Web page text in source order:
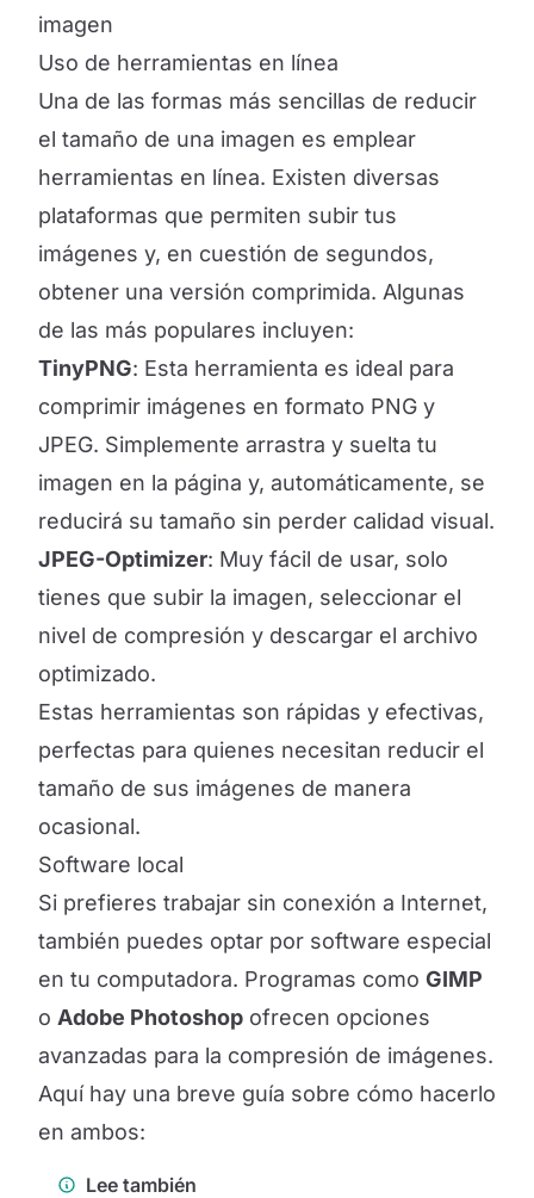
imagen
Uso de herramientas en línea
Una de las formas más sencillas de reducir
el tamaño de una imagen es emplear
herramientas en línea. Existen diversas
plataformas que permiten subir tus
imágenes y, en cuestión de segundos,
obtener una versión comprimida. Algunas
de las más populares incluyen:
TinyPNG: Esta herramienta es ideal para
comprimir imágenes en formato PNG y
JPEG. Simplemente arrastra y suelta tu
imagen en la página y, automáticamente, se
reducirá su tamaño sin perder calidad visual.
JPEG-Optimizer: Muy fácil de usar, solo
tienes que subir la imagen, seleccionar el
nivel de compresión y descargar el archivo
optimizado.
Estas herramientas son rápidas y efectivas,
perfectas para quienes necesitan reducir el
tamaño de sus imágenes de manera
ocasional.
Software local
Si prefieres trabajar sin conexión a Internet,
también puedes optar por software especial
en tu computadora. Programas como GIMP
o Adobe Photoshop ofrecen opciones
avanzadas para la compresión de imágenes.
Aquí hay una breve guía sobre cómo hacerlo
en ambos:
Lee también